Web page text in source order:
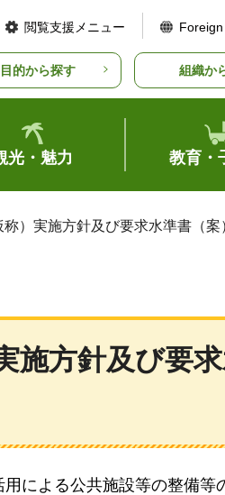
閲覧支援メニュー
目的から探す 組織か
光・魅力 教育・
）実施方針及び要求水準書（案
施方針及び要
用による公共施設等の整備